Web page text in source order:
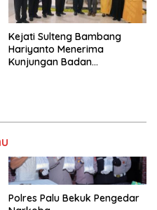
Kejati Sulteng Bambang
Hariyanto Menerima
Kunjungan Badan
Polres Palu Bekuk Pengedar